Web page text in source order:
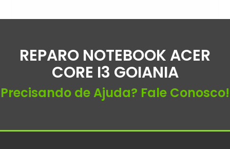
REPARO NOTEBOOK ACER
CORE I3 GOIANIA
Precisando de Ajuda? Fale Conosco!